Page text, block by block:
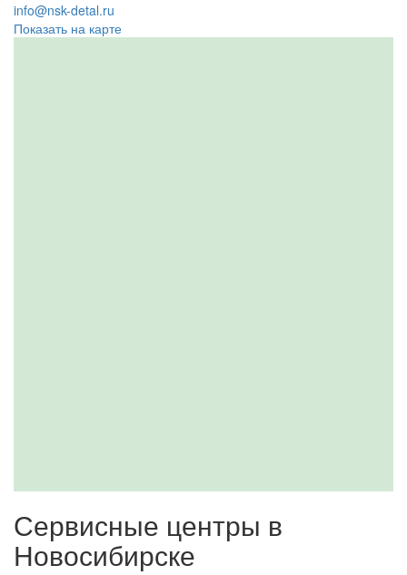
info@nsk-detal.ru
Показать на карте
Сервисные центры в
Новосибирске